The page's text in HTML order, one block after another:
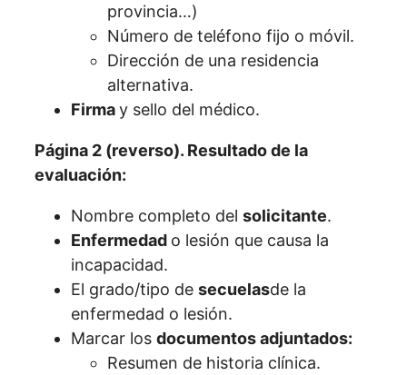
provincia…)
Número de teléfono fijo o móvil.
Dirección de una residencia
alternativa.
Firmay sello del médico.
Página 2 (reverso). Resultado de la
evaluación:
Nombre completo del solicitante.
Enfermedad o lesión que causa la
incapacidad.
El grado/tipo de secuelasde la
enfermedad o lesión.
Marcar los documentos adjuntados:
Resumen de historia clínica.